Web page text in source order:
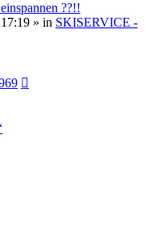
??!!
» in SKISERVICE -